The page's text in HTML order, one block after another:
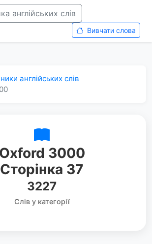
англійських слів
Вивчати слова
англійських слів
Oxford 3000
Сторінка 37
3227
Слів у категорії